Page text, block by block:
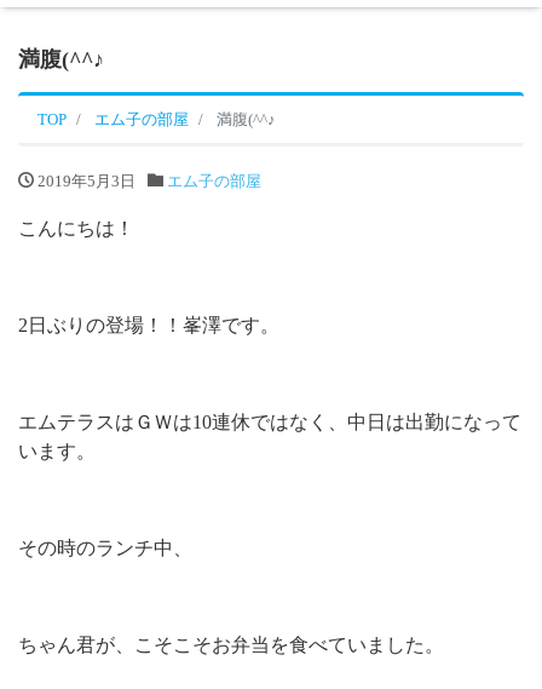
満腹(^^♪
TOP エム子の部屋 満腹(^^♪
2019年5月3日 エム子の部屋
こんにちは！
2日ぶりの登場！！峯澤です。
エムテラスはＧＷは10連休ではなく、中日は出勤になって
います。
その時のランチ中、
ちゃん君が、こそこそお弁当を食べていました。